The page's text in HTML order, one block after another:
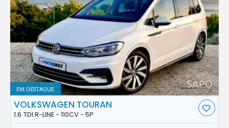
EM DESTAQUE
VOLKSWAGEN TOURAN
1.6 TDI R-LINE - 110CV - 5P